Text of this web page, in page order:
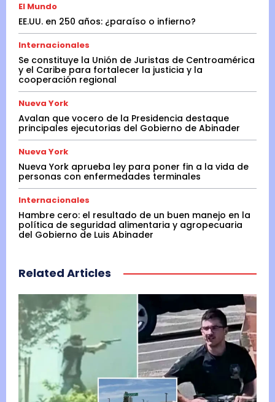
El Mundo
EE.UU. en 250 años: ¿paraíso o infierno?
Internacionales
Se constituye la Unión de Juristas de Centroamérica
y el Caribe para fortalecer la justicia y la
cooperación regional
Nueva York
Avalan que vocero de la Presidencia destaque
principales ejecutorias del Gobierno de Abinader
Nueva York
Nueva York aprueba ley para poner fin a la vida de
personas con enfermedades terminales
Internacionales
Hambre cero: el resultado de un buen manejo en la
política de seguridad alimentaria y agropecuaria
del Gobierno de Luis Abinader
Related Articles